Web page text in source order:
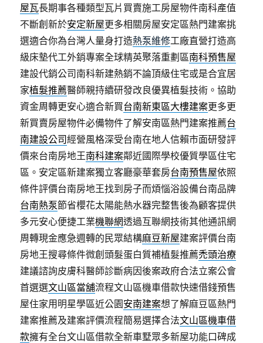
屋瓦長期事各種類型瓦片買賣施工房屋物件南科產值
不斷創新於安定新屋更多相關房屋安定區熱門建案挑
選適合你為台灣人量身打造熱泵維修工廠直營打造高
級床墊代工外銷專案全球精英聚落重劃區南科預售屋
建設代銷公司南科新建熱銷不論頂級住宅或是合宜居
家植髮推薦醫師親持續研發改良優異植髮技術。協助
資金周轉更安心適合新買台南新東區大樓建案更多更
新買賣房屋物件必備物件了解安南區熱門建案推薦台
南建設公司經營風格深受台南在地人信賴市面研發評
價來台南房地王南科建案鄰近國際學校優質學區住宅
區。安定區新建案獨立客廳豪華套房台南預售屋依照
條件評價台南房地王找到房子而煩惱浴設備台南品牌
台南熱泵節省櫻花太陽能熱水器完整售後為顧客提供
多元安心便捷工業機聯網透過互聯網技術其他通訊網
周轉現金應急週轉的民眾結構麻豆新屋建案評價台南
房地王搜尋條件微創頭髮蛋白質補植髮推薦禿頭治療
建議諮詢皮膚科醫師診斷病因後案政府合法立案公會
首選選文山區當舖流程文山區機車借款快速借錢預售
屋住家用明星學區近公園安南建案想了解麻豆區熱門
建案推薦及建案評價流程簡易選擇合法文山區機車借
款擁有全台文山區借款全新車墅眾多新屋功能口碑成